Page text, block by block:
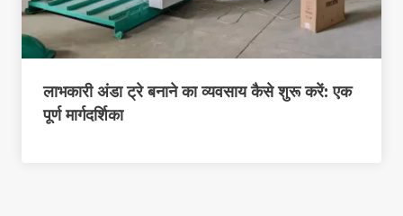
लाभकारी अंडा ट्रे बनाने का व्यवसाय कैसे शुरू करें: एक
पूर्ण मार्गदर्शिका